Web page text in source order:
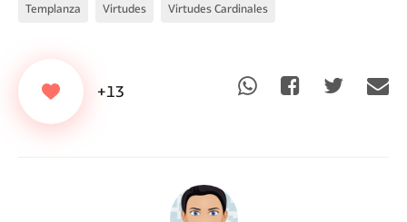
Templanza Virtudes Virtudes Cardinales
+13